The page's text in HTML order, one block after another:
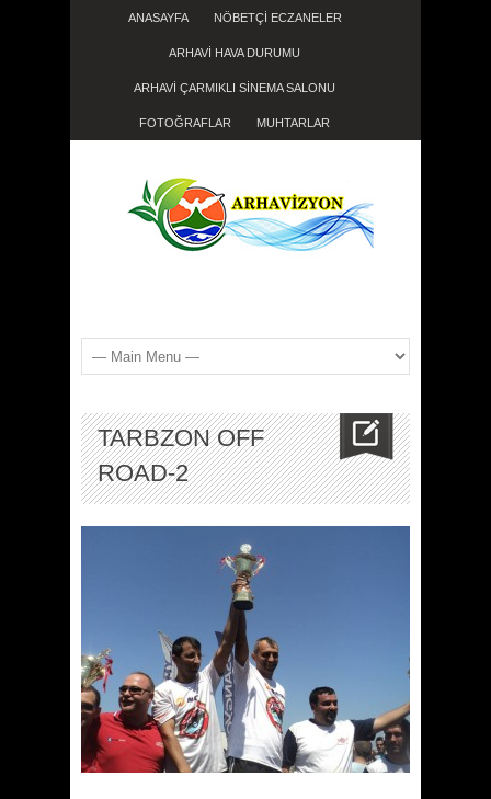
ANASAYFA NÖBETÇİ ECZANELER
ARHAVİ HAVA DURUMU
ARHAVİ ÇARMIKLI SİNEMA SALONU
FOTOĞRAFLAR MUHTARLAR
TARBZON OFF
ROAD-2